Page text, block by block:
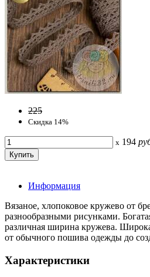
225
Скидка 14%
x 194
Информация
Вязаное, хлопоковое кружево от
разнообразными рисунками.
различная ширина кружева.
от обычного пошива одежды до
Характеристики